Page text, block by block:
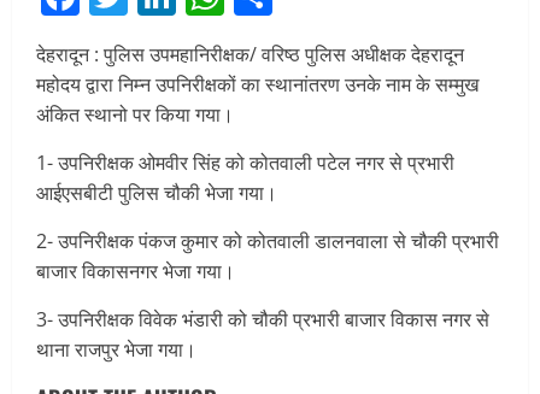
देहरादून : पुलिस उपमहानिरीक्षक/ वरिष्ठ पुलिस अधीक्षक देहरादून
महोदय द्वारा निम्न उपनिरीक्षकों का स्थानांतरण उनके नाम के सम्मुख
अंकित स्थानो पर किया गया।
1- उपनिरीक्षक ओमवीर सिंह को कोतवाली पटेल नगर से प्रभारी
आईएसबीटी पुलिस चौकी भेजा गया।
2- उपनिरीक्षक पंकज कुमार को कोतवाली डालनवाला से चौकी प्रभारी
बाजार विकासनगर भेजा गया।
3- उपनिरीक्षक विवेक भंडारी को चौकी प्रभारी बाजार विकास नगर से
थाना राजपुर भेजा गया।